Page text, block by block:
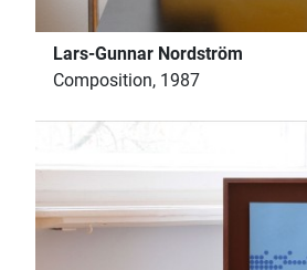
Lars-Gunnar Nordström
Composition, 1987